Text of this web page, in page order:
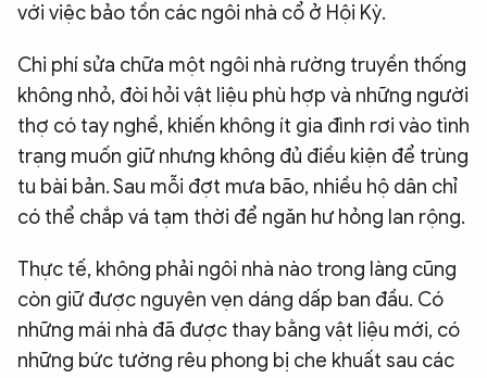
với việc bảo tồn các ngôi nhà cổ ở Hội Kỳ.
Chi phí sửa chữa một ngôi nhà rường truyền thống
không nhỏ, đòi hỏi vật liệu phù hợp và những người
thợ có tay nghề, khiến không ít gia đình rơi vào tình
trạng muốn giữ nhưng không đủ điều kiện để trùng
tu bài bản. Sau mỗi đợt mưa bão, nhiều hộ dân chỉ
có thể chắp vá tạm thời để ngăn hư hỏng lan rộng.
Thực tế, không phải ngôi nhà nào trong làng cũng
còn giữ được nguyên vẹn dáng dấp ban đầu. Có
những mái nhà đã được thay bằng vật liệu mới, có
những bức tường rêu phong bị che khuất sau các